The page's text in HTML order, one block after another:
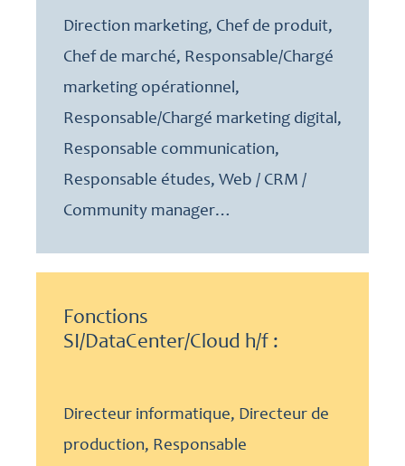
Direction marketing, Chef de produit,
Chef de marché, Responsable/Chargé
marketing opérationnel,
Responsable/Chargé marketing digital,
Responsable communication,
Responsable études, Web / CRM /
Community manager…
Fonctions
SI/DataCenter/Cloud h/f :
Directeur informatique, Directeur de
production, Responsable